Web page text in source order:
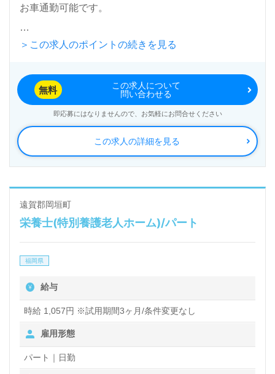
お車通勤可能です。
入居定員100名（100室/全室個室）『介護老人保健施
人社団緑友会（本部：千葉県市川市）様の運営です。
千葉県を中心にを中心にクリニック、デイケア、介護
老人保健施設、デイサービス、ショートステイ、サー
ビス付き高齢者向け住宅、訪問看護ステーション事業
を展開されています。
◎毎日のお食事に『ハート』を添えて。ご利用者様か
らの『ありがとう、美味しかった！』がモチベーショ
ンに！◎
管理栄養士経験のある方をお迎えします。福祉/介護
業界での勤務経験は問いません。保育園/幼稚園、学
校給食、社員食堂、病院/福祉施設等での数名規模か
ら集団調理経験等も活かしていただけるポジションで
す。幅広い年代層の職員様が活躍中！風通しの良い職
場環境、手厚い福利厚生もおすすめポイント！『ご利
＞この求人のポイントの続きを見る
この求人の詳細を見る
無料
この求人について
問い合わせる
即応募にはなりませんので、お気軽にお問合せください
遠賀郡岡垣町
栄養士(特別養護老人ホーム)/パート
福岡県
給与
時給 1,057円 ※試用期間3ヶ月/条件変更なし
雇用形態
パート｜日勤